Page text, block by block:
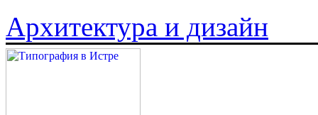
Архитектура и дизайн